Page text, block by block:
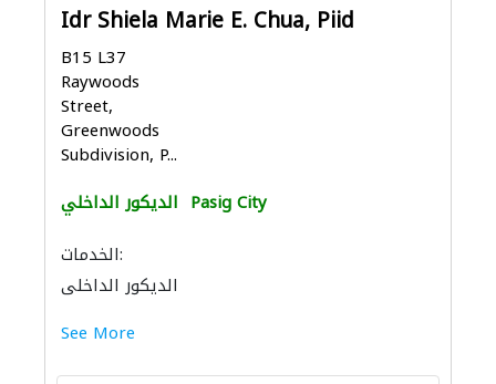
Idr Shiela Marie E. Chua, Piid
B15 L37
Raywoods
Street,
Greenwoods
Subdivision, P...
الديكور الداخلي Pasig City
الخدمات:
الديكور الداخلي
See More